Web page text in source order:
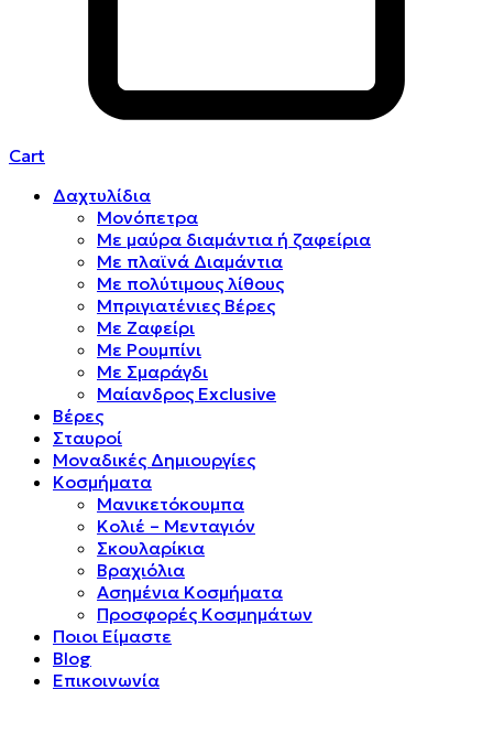
Cart
Δαχτυλίδια
Μονόπετρα
Mε μαύρα διαμάντια ή ζαφείρια
Mε πλαϊνά Διαμάντια
Mε πολύτιμους λίθους
Μπριγιατένιες Βέρες
Με Ζαφείρι
Με Ρουμπίνι
Με Σμαράγδι
Μαίανδρος Exclusive
Βέρες
Σταυροί
Μοναδικές Δημιουργίες
Κοσμήματα
Μανικετόκουμπα
Κολιέ – Μενταγιόν
Σκουλαρίκια
Βραχιόλια
Ασημένια Κοσμήματα
Προσφορές Κοσμημάτων
Ποιοι Είμαστε
Blog
Επικοινωνία